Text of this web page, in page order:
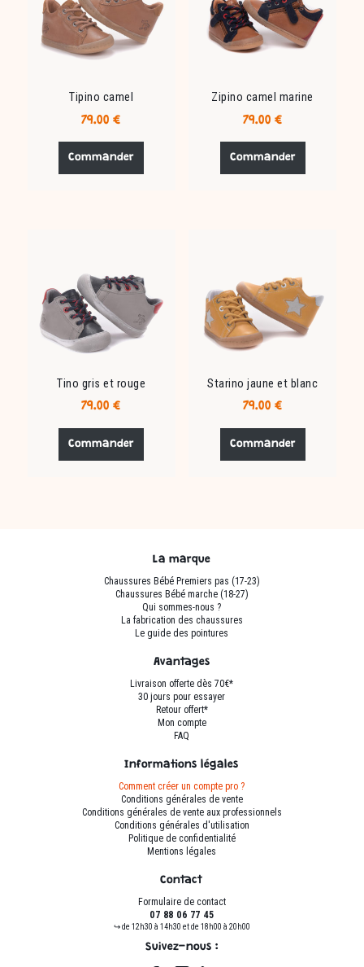
Tipino camel
79.00€
Commander
Ce
a
être
choisies
sur
la
produit
Zipino camel marine
79.00 €
Commander
Ce
a
choisies
sur
la
produit
Tino gris et rouge
79.00€
Commander
Ce
a
peuvent
choisies
sur
la
page
du
produit
Starino jaune et blanc
79.00 €
Commander
Ce
a
La marque
Chaussures Bébé Premiers pas (17-23)
Chaussures Bébé marche (18-27)
Qui sommes-nous ?
La fabrication des chaussures
Le guide des pointures
Avantages
Livraison offerte dès 70€*
30 jours pour essayer
Retour offert*
Mon compte
FAQ
Informations légales
Comment créer un compte pro ?
Conditions générales de vente
Conditions générales de vente aux professionnels
Conditions générales d'utilisation
Politique de confidentialité
Mentions légales
Contact
Formulaire de contact
07 88 06 77 45
↪ de 12h30 à 14h30 et de 18h00 à 20h00
Suivez-nous :